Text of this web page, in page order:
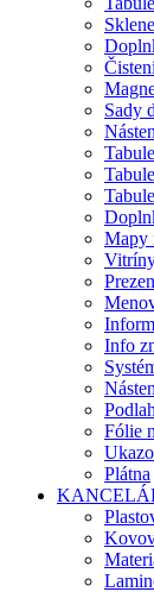
Sady
Mapy
Info
Fólie
Plátna